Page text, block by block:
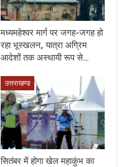
मध्यमहेश्वर मार्ग पर जगह-जगह हो
रहा भूस्खलन, यात्रा अग्रिम
आदेशों तक अस्थायी रूप से…
उत्तराखण्ड
सितंबर में होगा खेल महाकुंभ का